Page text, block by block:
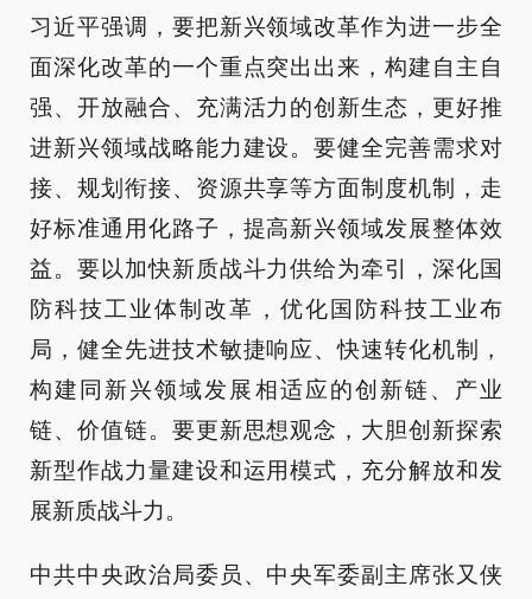
习近平强调，要把新兴领域改革作为进一步全
面深化改革的一个重点突出出来，构建自主自
强、开放融合、充满活力的创新生态，更好推
进新兴领域战略能力建设。要健全完善需求对
接、规划衔接、资源共享等方面制度机制，走
好标准通用化路子，提高新兴领域发展整体效
益。要以加快新质战斗力供给为牵引，深化国
防科技工业体制改革，优化国防科技工业布
局，健全先进技术敏捷响应、快速转化机制，
构建同新兴领域发展相适应的创新链、产业
链、价值链。要更新思想观念，大胆创新探索
新型作战力量建设和运用模式，充分解放和发
展新质战斗力。
中共中央政治局委员、中央军委副主席张又侠